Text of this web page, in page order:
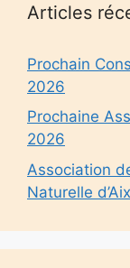
Articles
Prochain
2026
Prochaine
2026
Association
Naturelle